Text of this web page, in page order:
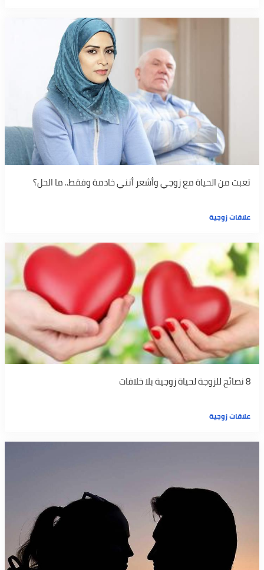
تعبت من الحياة مع زوجي وأشعر أنني خادمة وفقط.. ما الحل؟
علاقات زوجية
8 نصائح للزوجة لحياة زوجية بلا خلافات
علاقات زوجية